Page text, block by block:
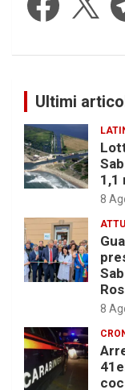
Ultimi
1,1
8
8